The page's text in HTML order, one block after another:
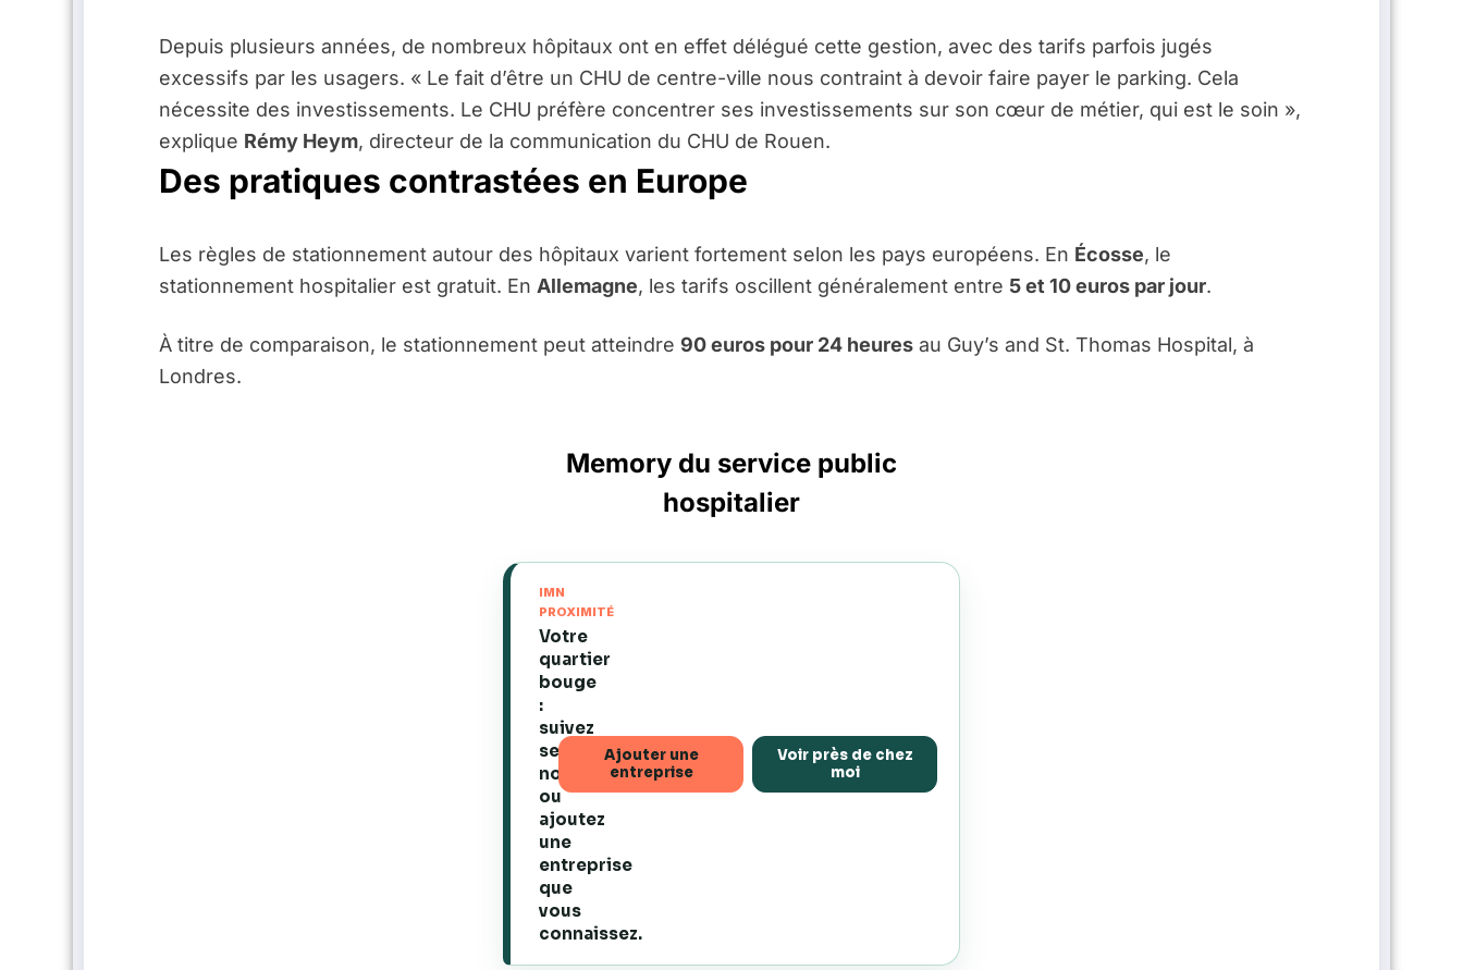
Depuis plusieurs années, de nombreux hôpitaux ont en effet délégué cette gestion, avec des tarifs parfois jugés
excessifs par les usagers. « Le fait d’être un CHU de centre-ville nous contraint à devoir faire payer le parking. Cela
nécessite des investissements. Le CHU préfère concentrer ses investissements sur son cœur de métier, qui est le soin »,
explique Rémy Heym, directeur de la communication du CHU de Rouen.
Des pratiques contrastées en Europe
Les règles de stationnement autour des hôpitaux varient fortement selon les pays européens. En Écosse, le
stationnement hospitalier est gratuit. En Allemagne, les tarifs oscillent généralement entre 5 et 10 euros par jour.
À titre de comparaison, le stationnement peut atteindre 90 euros pour 24 heures au Guy’s and St. Thomas Hospital, à
Londres.
Memory du service public
hospitalier
IMN
PROXIMITÉ
Votre
quartier
bouge
:
suivez
ses
nouveautés
ou
ajoutez
une
entreprise
que
vous
connaissez.
Ajouter une
entreprise
Voir près de chez
moi